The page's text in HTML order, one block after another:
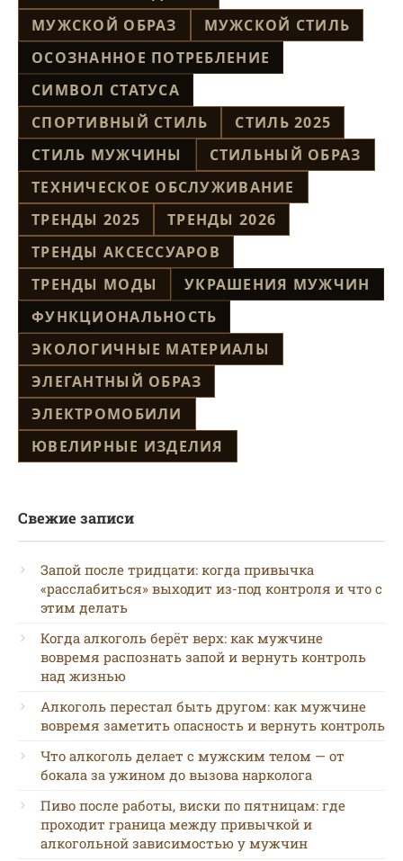
МУЖСКОЙ ОБРАЗ
МУЖСКОЙ СТИЛЬ
ОСОЗНАННОЕ ПОТРЕБЛЕНИЕ
СИМВОЛ СТАТУСА
СПОРТИВНЫЙ СТИЛЬ
СТИЛЬ 2025
СТИЛЬ МУЖЧИНЫ
СТИЛЬНЫЙ ОБРАЗ
ТЕХНИЧЕСКОЕ ОБСЛУЖИВАНИЕ
ТРЕНДЫ 2025
ТРЕНДЫ 2026
ТРЕНДЫ АКСЕССУАРОВ
ТРЕНДЫ МОДЫ
УКРАШЕНИЯ МУЖЧИН
ФУНКЦИОНАЛЬНОСТЬ
ЭКОЛОГИЧНЫЕ МАТЕРИАЛЫ
ЭЛЕГАНТНЫЙ ОБРАЗ
ЭЛЕКТРОМОБИЛИ
ЮВЕЛИРНЫЕ ИЗДЕЛИЯ
Свежие записи
Запой после тридцати: когда привычка
«расслабиться» выходит из-под контроля и что с
этим делать
Когда алкоголь берёт верх: как мужчине
вовремя распознать запой и вернуть контроль
над жизнью
Алкоголь перестал быть другом: как мужчине
вовремя заметить опасность и вернуть контроль
Что алкоголь делает с мужским телом — от
бокала за ужином до вызова нарколога
Пиво после работы, виски по пятницам: где
проходит граница между привычкой и
алкогольной зависимостью у мужчин